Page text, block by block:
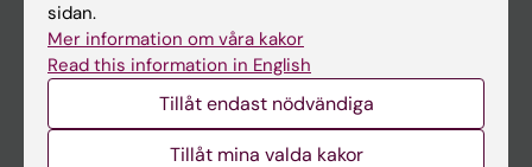
Ladok
Canvas
Studentmejlen
sidan.
Mer information om våra kakor
Read this information in English
Tillåt endast nödvändiga
Tillåt mina valda kakor